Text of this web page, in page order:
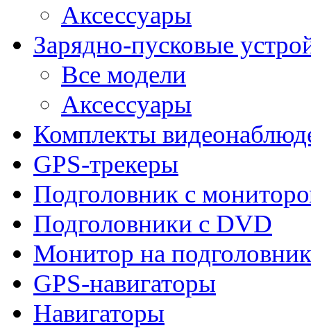
Аксессуары
Зарядно-пусковые
Все модели
Аксессуары
Комплекты
GPS-трекеры
Подголовник с
Подголовники с DVD
Монитор на подголовник
GPS-навигаторы
Навигаторы